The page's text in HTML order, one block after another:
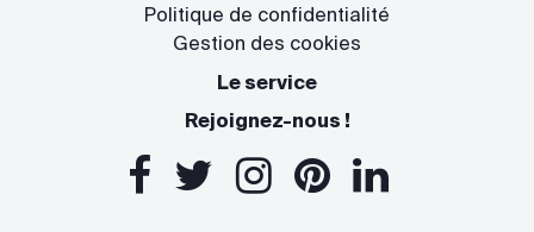
Politique de confidentialité
Gestion des cookies
Le service
Rejoignez-nous !